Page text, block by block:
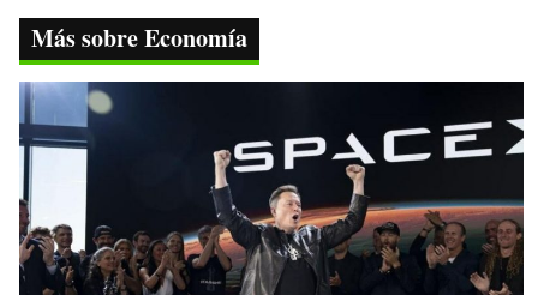
okr A
pp
a
m
Li
nk
Más sobre Economía